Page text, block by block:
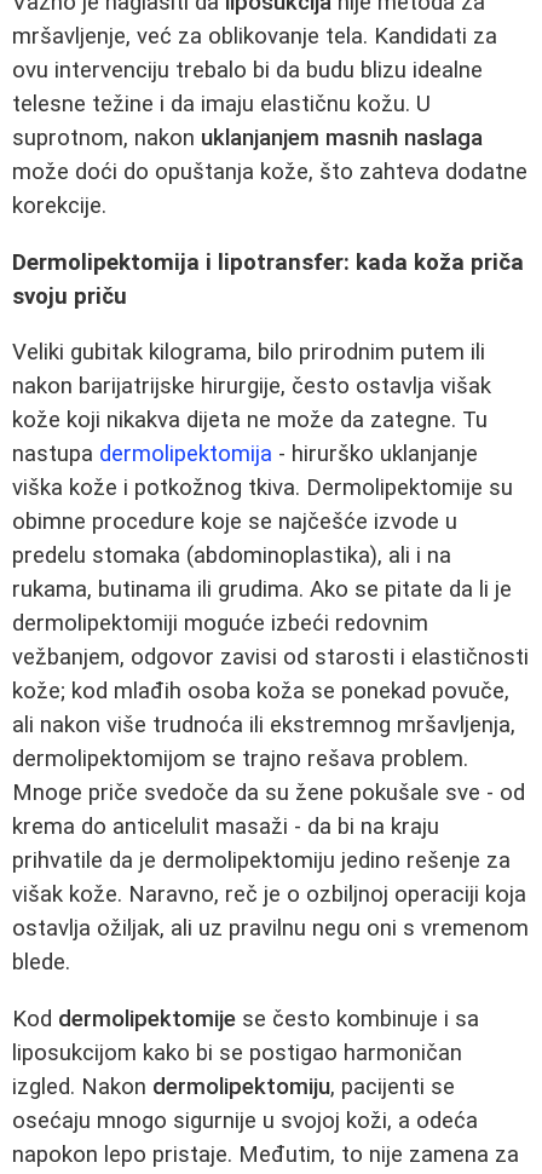
mršavljenje, već za oblikovanje tela. Kandidati za
ovu intervenciju trebalo bi da budu blizu idealne
telesne težine i da imaju elastičnu kožu. U
suprotnom, nakon uklanjanjem masnih naslaga
može doći do opuštanja kože, što zahteva dodatne
korekcije.
Dermolipektomija i lipotransfer: kada koža priča
svoju priču
Veliki gubitak kilograma, bilo prirodnim putem ili
nakon barijatrijske hirurgije, često ostavlja višak
kože koji nikakva dijeta ne može da zategne. Tu
nastupa dermolipektomija - hirurško uklanjanje
viška kože i potkožnog tkiva. Dermolipektomije su
obimne procedure koje se najčešće izvode u
predelu stomaka (abdominoplastika), ali i na
rukama, butinama ili grudima. Ako se pitate da li je
dermolipektomiji moguće izbeći redovnim
vežbanjem, odgovor zavisi od starosti i elastičnosti
kože; kod mlađih osoba koža se ponekad povuče,
ali nakon više trudnoća ili ekstremnog mršavljenja,
dermolipektomijom se trajno rešava problem.
Mnoge priče svedoče da su žene pokušale sve - od
krema do anticelulit masaži - da bi na kraju
prihvatile da je dermolipektomiju jedino rešenje za
višak kože. Naravno, reč je o ozbiljnoj operaciji koja
ostavlja ožiljak, ali uz pravilnu negu oni s vremenom
blede.
Kod dermolipektomije se često kombinuje i sa
liposukcijom kako bi se postigao harmoničan
izgled. Nakon dermolipektomiju, pacijenti se
osećaju mnogo sigurnije u svojoj koži, a odeća
napokon lepo pristaje. Međutim, to nije zamena za